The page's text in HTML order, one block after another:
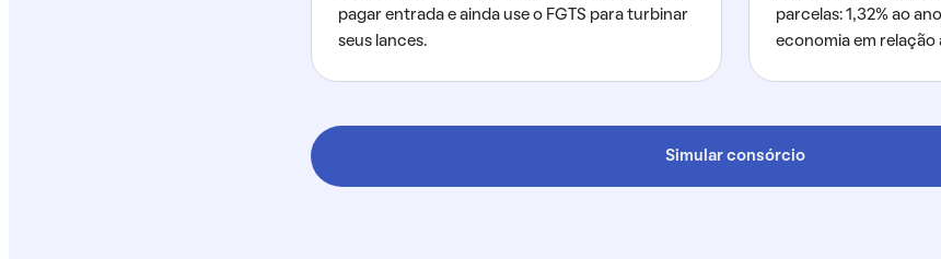
pagar entrada e ainda use o FGTS para turbinar
seus lances.
parcelas: 1,32% ao
economia em
Simular consórcio